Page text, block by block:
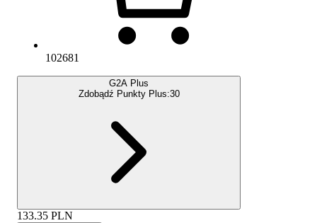
102681
G2A Plus
Zdobądź Punkty Plus:30
133.35 PLN